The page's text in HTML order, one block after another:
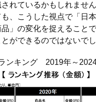
れているかもしれませ
、こうした視点で「日
」の変化を捉えること
ができるのではないでし
ンキング 2019年～